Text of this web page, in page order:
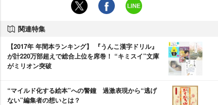
関連特集
【2017年 年間本ランキング】 『うんこ漢字ドリル』
が計220万部超えで総合上位を席巻！ “キミスイ”文庫
がミリオン突破
“マイルド化する絵本”への警鐘 過激表現から“逃げ
ない”編集者の想いとは？